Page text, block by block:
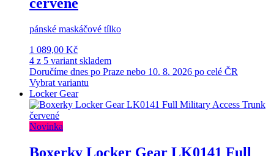
pánské maskáčové tílko
1 089,00 Kč
4 z 5 variant skladem
Doručíme dnes po Praze nebo 10. 8. 2026 po celé ČR
Vybrat variantu
Locker Gear
Novinka
Boxerky Locker Gear LK0141 Full